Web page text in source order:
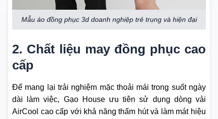
Mẫu áo đồng phục 3d doanh nghiệp trẻ trung và hiện đại
2. Chất liệu may đồng phục cao
cấp
Để mang lại trải nghiệm mặc thoải mái trong suốt ngày
dài làm việc, Gạo House ưu tiên sử dụng dòng vải
AirCool cao cấp với khả năng thấm hút và làm mát hiệu